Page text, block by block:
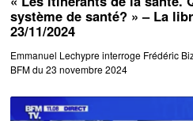
système de santé? » – La
23/11/2024
Emmanuel Lechypre interroge Frédéric
BFM du 23 novembre 2024